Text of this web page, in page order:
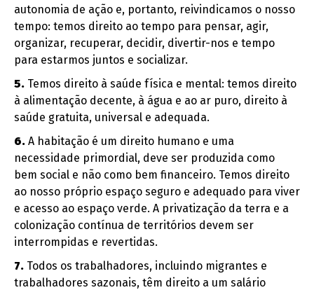
autonomia de ação e, portanto, reivindicamos o nosso
tempo: temos direito ao tempo para pensar, agir,
organizar, recuperar, decidir, divertir-nos e tempo
para estarmos juntos e socializar.
5. Temos direito à saúde física e mental: temos direito
à alimentação decente, à água e ao ar puro, direito à
saúde gratuita, universal e adequada.
6. A habitação é um direito humano e uma
necessidade primordial, deve ser produzida como
bem social e não como bem financeiro. Temos direito
ao nosso próprio espaço seguro e adequado para viver
e acesso ao espaço verde. A privatização da terra e a
colonização contínua de territórios devem ser
interrompidas e revertidas.
7. Todos os trabalhadores, incluindo migrantes e
trabalhadores sazonais, têm direito a um salário